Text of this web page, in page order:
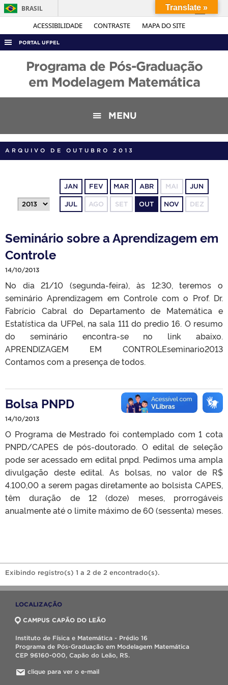
ACESSIBILIDADE CONTRASTE MAPA DO SITE
BRASIL
Simplifique!
Acesso à informação
Legislação
PORTAL UFPEL
TELEFONES
Programa de Pós-Graduação
em Modelagem Matemática
MENU
ARQUIVO DE OUTUBRO 2013
JAN FEV MAR ABR MAI JUN
JUL AGO SET OUT NOV DEZ
Seminário sobre a Aprendizagem em
Controle
14/10/2013
No dia 21/10 (segunda-feira), às 12:30, teremos o
seminário Aprendizagem em Controle com o Prof. Dr.
Fabrício Cabral do Departamento de Matemática e
Estatística da UFPel, na sala 111 do predio 16. O resumo
do seminário encontra-se no link abaixo.
APRENDIZAGEM EM CONTROLEseminario2013
Contamos com a presença de todos.
Bolsa PNPD
14/10/2013
O Programa de Mestrado foi contemplado com 1 cota
PNPD/CAPES de pós-doutorado. O edital de seleção
pode ser acessado em edital pnpd. Pedimos uma ampla
divulgação deste edital. As bolsas, no valor de R$
4.100,00 a serem pagas diretamente ao bolsista CAPES,
têm duração de 12 (doze) meses, prorrogáveis
anualmente até o limite máximo de 60 (sessenta) meses.
Exibindo registro(s) 1 a 2 de 2 encontrado(s).
LOCALIZAÇÃO
CAMPUS CAPÃO DO LEÃO
Instituto de Física e Matemática - Prédio 16
Programa de Pós-Graduação em Modelagem Matemática
CEP 96160-000, Capão do Leão, RS.
clique para ver o e-mail
Translate »